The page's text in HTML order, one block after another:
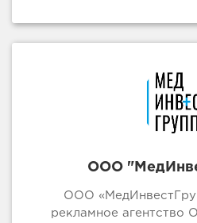
ООО
ООО
рекламное агентство